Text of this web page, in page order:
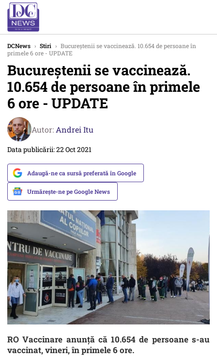
DCNews › Stiri › Bucureștenii se vaccinează. 10.654 de persoane în
primele 6 ore - UPDATE
Bucureștenii se vaccinează.
10.654 de persoane în primele
6 ore - UPDATE
Autor: Andrei Itu
Data publicării: 22 Oct 2021
Adaugă-ne ca sursă preferată în Google
Urmărește-ne pe Google News
RO Vaccinare anunță că 10.654 de persoane s-au
vaccinat, vineri, în primele 6 ore.